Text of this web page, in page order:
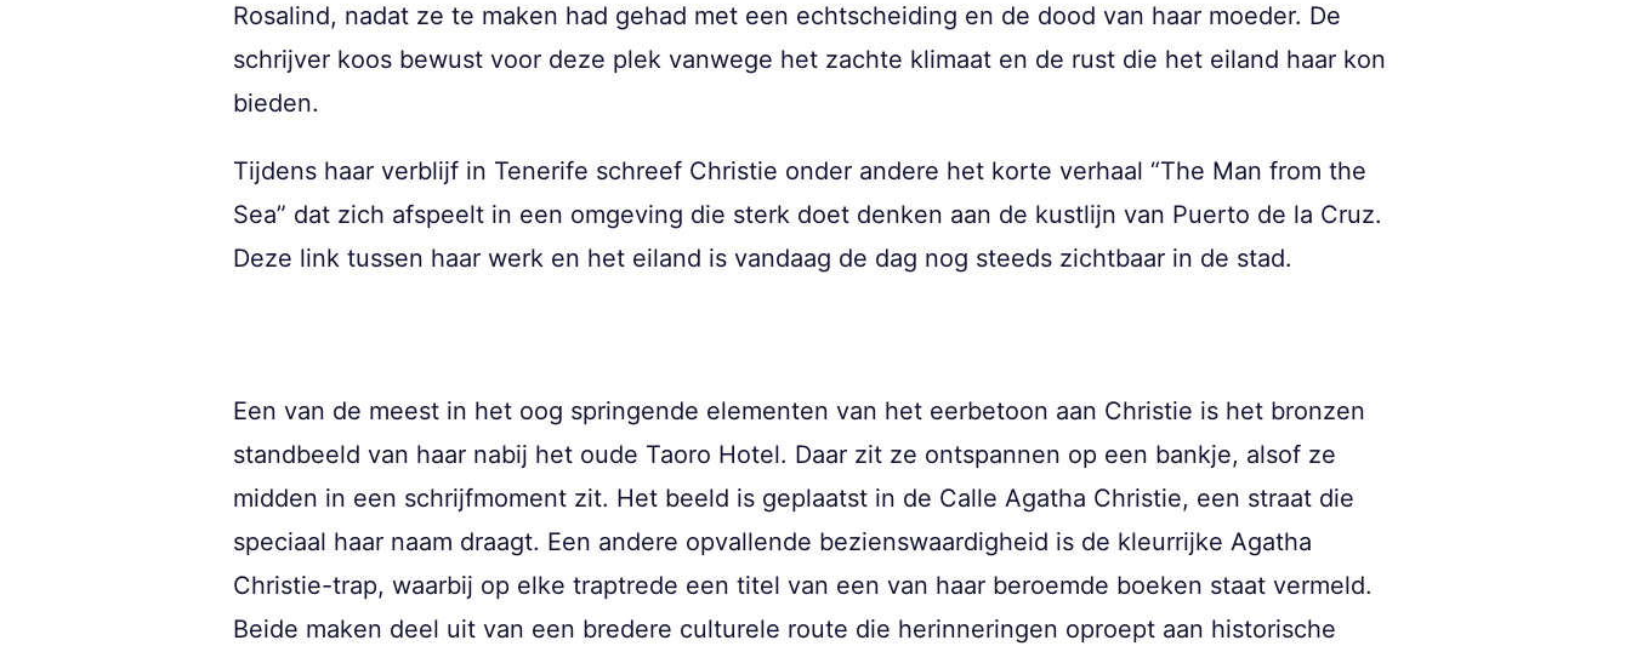
Rosalind, nadat ze te maken had gehad met een echtscheiding en de dood van haar moeder. De
schrijver koos bewust voor deze plek vanwege het zachte klimaat en de rust die het eiland haar kon
bieden.
Tijdens haar verblijf in Tenerife schreef Christie onder andere het korte verhaal “The Man from the
Sea” dat zich afspeelt in een omgeving die sterk doet denken aan de kustlijn van Puerto de la Cruz.
Deze link tussen haar werk en het eiland is vandaag de dag nog steeds zichtbaar in de stad.
Een van de meest in het oog springende elementen van het eerbetoon aan Christie is het bronzen
standbeeld van haar nabij het oude Taoro Hotel. Daar zit ze ontspannen op een bankje, alsof ze
midden in een schrijfmoment zit. Het beeld is geplaatst in de Calle Agatha Christie, een straat die
speciaal haar naam draagt. Een andere opvallende bezienswaardigheid is de kleurrijke Agatha
Christie-trap, waarbij op elke traptrede een titel van een van haar beroemde boeken staat vermeld.
Beide maken deel uit van een bredere culturele route die herinneringen oproept aan historische